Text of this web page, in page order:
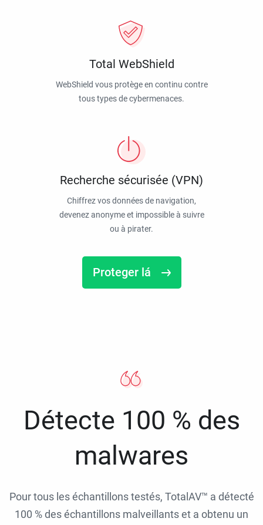
Total WebShield
WebShield vous protège en continu contre
tous types de cybermenaces.
Recherche sécurisée (VPN)
Chiffrez vos données de navigation,
devenez anonyme et impossible à suivre
ou à pirater.
Proteger lá
Détecte 100 % des
malwares
Pour tous les échantillons testés, TotalAV™ a détecté
100 % des échantillons malveillants et a obtenu un